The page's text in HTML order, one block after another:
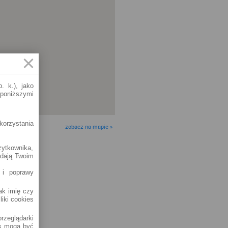
zobacz na mapie »
k.), jako
Twoim
poprawy
imię czy
cookies
mogą być